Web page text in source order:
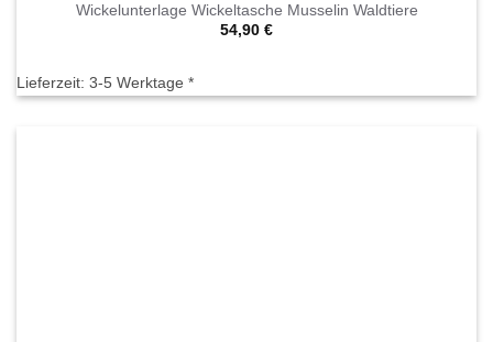
Wickelunterlage Wickeltasche Musselin Waldtiere
54,90 €
Lieferzeit: 3-5 Werktage *